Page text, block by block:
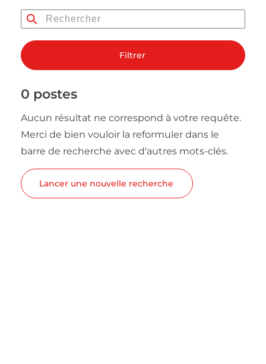
Filtrer
0 postes
Aucun résultat ne correspond à votre requête.
Merci de bien vouloir la reformuler dans le
barre de recherche avec d'autres mots-clés.
Lancer une nouvelle recherche